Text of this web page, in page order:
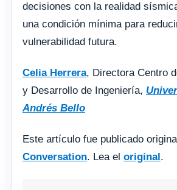
decisiones con la realidad
una condición mínima para
vulnerabilidad futura.
Celia Herrera, Directora Centro
y Desarrollo de Ingeniería,
Andrés Bello
Este artículo fue publicado
Conversation. Lea el original.